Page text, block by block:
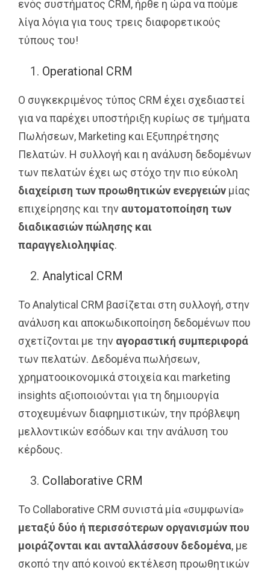
ενός συστήματος CRM, ήρθε η ώρα να πούμε
λίγα λόγια για τους τρεις διαφορετικούς
τύπους του!
Operational CRM
Ο συγκεκριμένος τύπος CRM έχει σχεδιαστεί
για να παρέχει υποστήριξη κυρίως σε τμήματα
Πωλήσεων, Marketing και Εξυπηρέτησης
Πελατών. Η συλλογή και η ανάλυση δεδομένων
των πελατών έχει ως στόχο την πιο εύκολη
διαχείριση των προωθητικών ενεργειών μίας
επιχείρησης και την αυτοματοποίηση των
διαδικασιών πώλησης και
παραγγελιοληψίας.
Analytical CRM
Το Analytical CRM βασίζεται στη συλλογή, στην
ανάλυση και αποκωδικοποίηση δεδομένων που
σχετίζονται με την αγοραστική συμπεριφορά
των πελατών. Δεδομένα πωλήσεων,
χρηματοοικονομικά στοιχεία και marketing
insights αξιοποιούνται για τη δημιουργία
στοχευμένων διαφημιστικών, την πρόβλεψη
μελλοντικών εσόδων και την ανάλυση του
κέρδους.
Collaborative CRM
Το Collaborative CRM συνιστά μία «συμφωνία»
μεταξύ δύο ή περισσότερων οργανισμών που
μοιράζονται και ανταλλάσσουν δεδομένα, με
σκοπό την από κοινού εκτέλεση προωθητικών